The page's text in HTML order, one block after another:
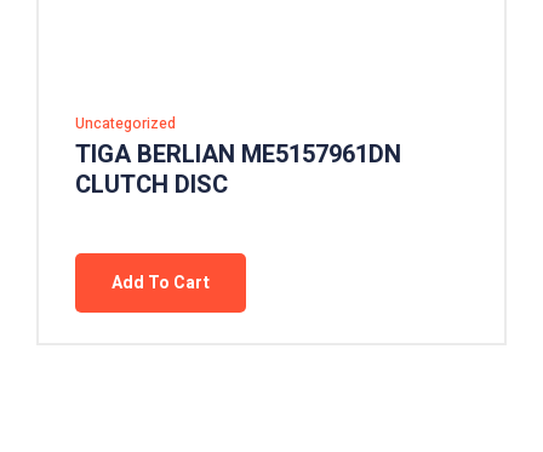
Uncategorized
TIGA BERLIAN ME5157961DN
CLUTCH DISC
Add To Cart